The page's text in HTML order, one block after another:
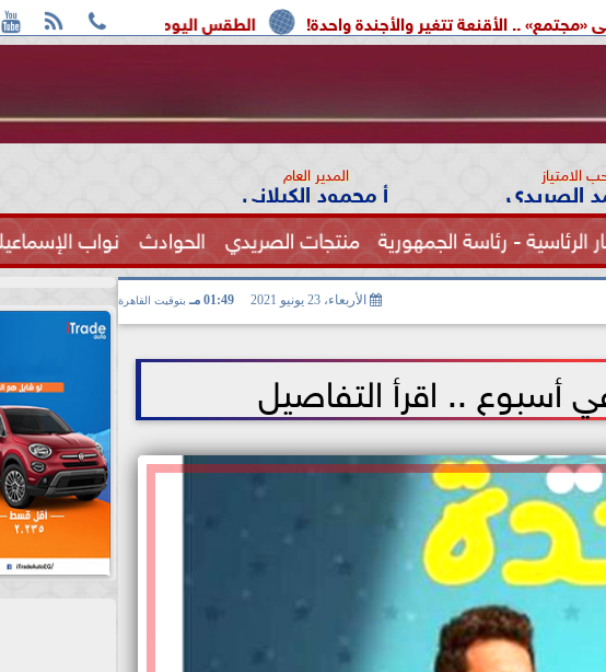
  
الطقس اليوم.. شديد الحرارة بأغلب الأنحاء ورطوبة تتغير والأجندة واحدة!
الامتياز
الصريدي المدير العام
أ محمود الكيلاني
الرئاسية - رئاسة الجمهورية منتجات الصريدي الحوادث نواب
الصحة الأربعاء، 23 يونيو 2021 01:49 مـ بتوقيت القاهرة
أسبوع .. اقرأ التفاصيل